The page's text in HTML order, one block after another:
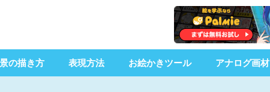
の描き方 表現方法 お絵かきツール アナログ画材